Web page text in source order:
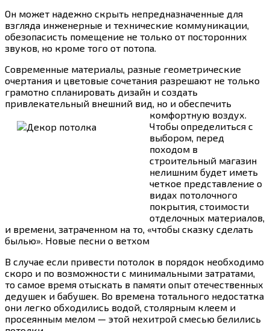
Он может надежно скрыть непредназначенные для
взгляда инженерные и технические коммуникации,
обезопасисть помещение не только от посторонних
звуков, но кроме того от потопа.
Современные материалы, разные геометрические
очертания и цветовые сочетания разрешают не только
грамотно спланировать дизайн и создать
привлекательный внешний вид, но и обеспечить
комфортную воздух.
Чтобы определиться с
выбором, перед
походом в
строительный магазин
нелишним будет иметь
четкое представление о
видах потолочного
покрытия, стоимости
отделочных материалов,
и времени, затраченном на то, «чтобы сказку сделать
былью». Новые песни о ветхом
В случае если привести потолок в порядок необходимо
скоро и по возможности с минимальными затратами,
то самое время отыскать в памяти опыт отечественных
дедушек и бабушек. Во времена тотального недостатка
они легко обходились водой, столярным клеем и
просеянным мелом — этой нехитрой смесью белились